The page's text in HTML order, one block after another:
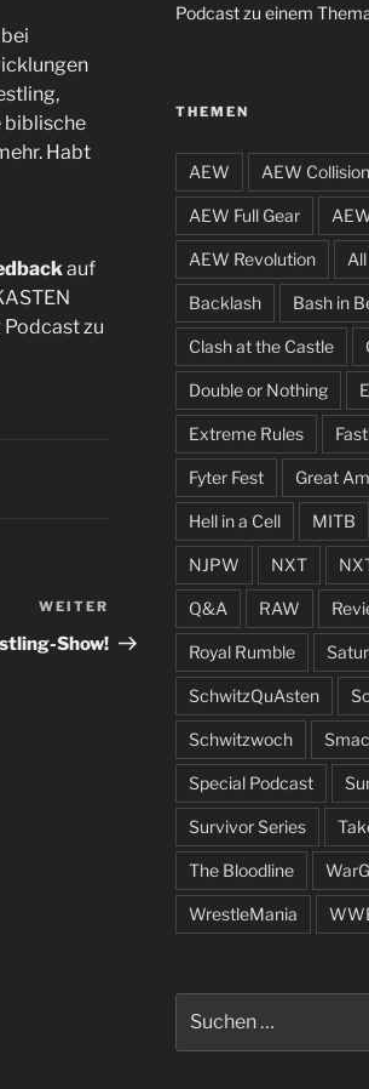
biblische
Habt
auf
zu
Nächster
Beitrag
WEITER
Show!
Podcast zu einem
THEMEN
AEW AEW Collision
AEW Full Gear
AEW Revolution
Backlash Bash in
Clash at the Castle
Double or Nothing
Extreme Rules
Fyter Fest Great
Hell in a Cell MITB
NJPW NXT
Q&A RAW
Royal Rumble
SchwitzQuAsten
Schwitzwoch
Special Podcast
Survivor Series
The Bloodline
WrestleMania
nach: